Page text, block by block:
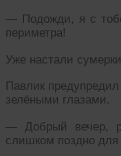
— Подожди, я с
периметра!
Уже настали
Павлик
зелёными глазами.
— Добрый вечер,
слишком поздно для